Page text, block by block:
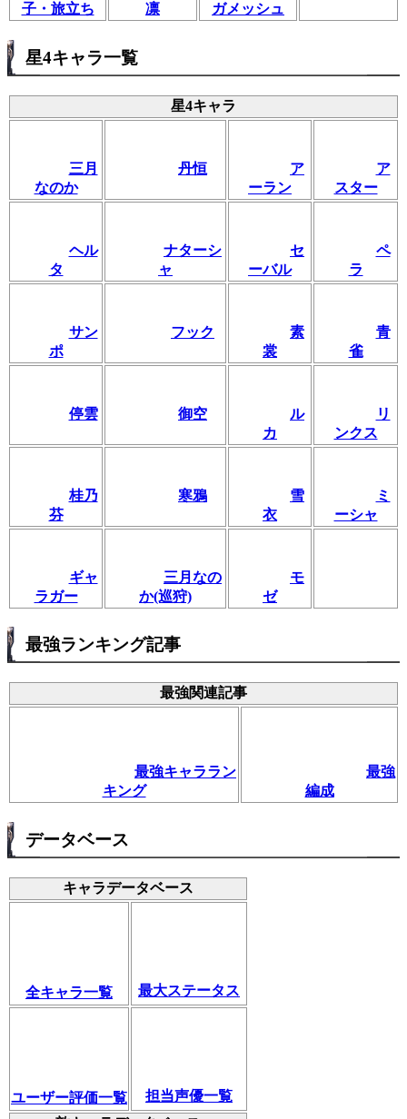
子・旅立ち
凛
ガメッシュ
星4キャラ一覧
星4キャラ
三月
なのか
丹恒
ア
ーラン
ア
スター
ヘル
タ
ナターシ
ャ
セ
ーバル
ペ
ラ
サン
ポ
フック
素
裳
青
雀
停雲 御空
ル
カ
リ
ンクス
桂乃
芬
寒鴉
雪
衣
ミ
ーシャ
ギャ
ラガー
三月なの
か(巡狩)
モ
ゼ
最強ランキング記事
最強関連記事
最強キャララン
キング
最強
編成
データベース
キャラデータベース
全キャラ一覧 最大ステータス
ユーザー評価一覧
担当声優一覧